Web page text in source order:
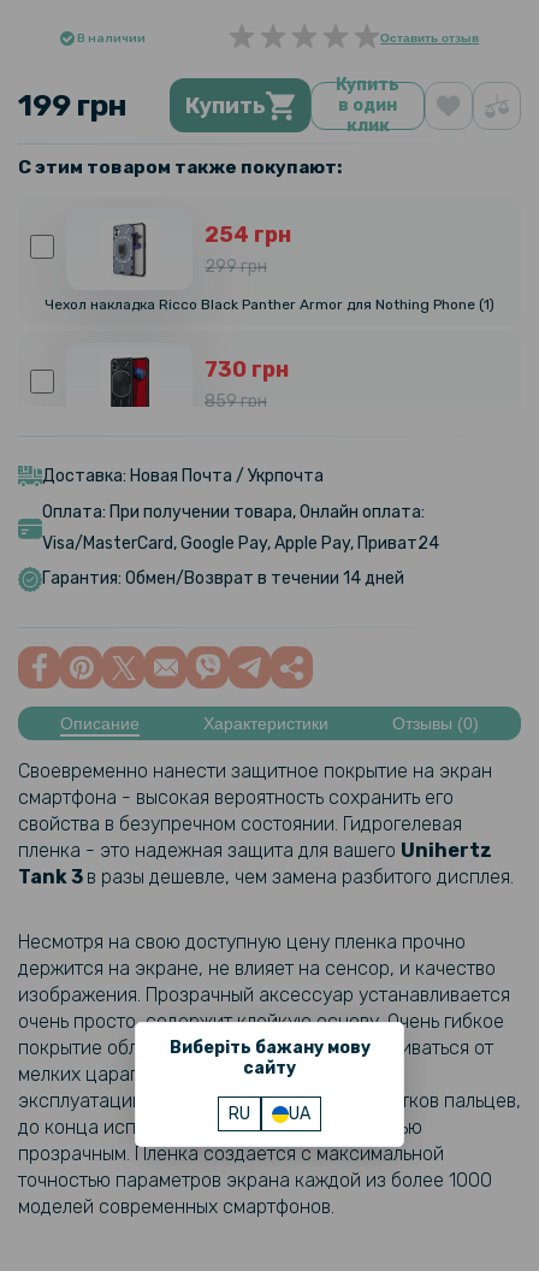
Виберіть бажану мову
сайту
RU UA
В наличии Оставить отзыв
199 грн Купить
Купить
в один
клик
С этим товаром также покупают:
254 грн
299 грн
Чехол накладка Ricco Black Panther Armor для Nothing Phone (1)
730 грн
859 грн
Противоударный чехол XUNDD для Nothing Phone 1, Black
382 грн
449 грн
Чехол-накладка TPU Color Matte Case для Nothing Phone 1
239 грн
Силиконовый чехол-накладка Rzants Camera Sliding для Nothing
Phone 1
169 грн
199 грн
Чехол-накладка Carbon для Nothing Phone (1)
Доставка: Новая Почта / Укрпочта
Оплата: При получении товара, Онлайн оплата:
Visa/MasterCard, Google Pay, Apple Pay, Приват24
Гарантия: Обмен/Возврат в течении 14 дней
Описание Характеристики Отзывы (0)
Своевременно нанести защитное покрытие на экран
смартфона - высокая вероятность сохранить его
свойства в безупречном состоянии. Гидрогелевая
пленка - это надежная защита для вашего Unihertz
Tank 3​ в разы дешевле, чем замена разбитого дисплея.
Несмотря на свою доступную цену пленка прочно
держится на экране, не влияет на сенсор, и качество
изображения. Прозрачный аксессуар устанавливается
очень просто, содержит клейкую основу. Очень гибкое
покрытие обладает способностью разглаживаться от
мелких царапин, что увеличивает его срок
эксплуатации. Снижает количество отпечатков пальцев,
до конца использования остается полностью
прозрачным. Пленка создается с максимальной
точностью параметров экрана каждой из более 1000
моделей современных смартфонов.